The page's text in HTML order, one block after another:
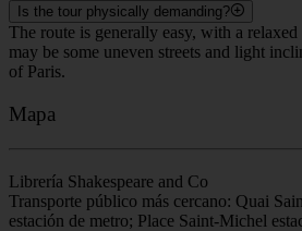
Is the tour physically demanding?
The route is generally easy, with a
may be some uneven streets and light
of Paris.
Mapa
Librería Shakespeare and Co
Transporte público más cercano: Quai
estación de metro; Place Saint-Michel